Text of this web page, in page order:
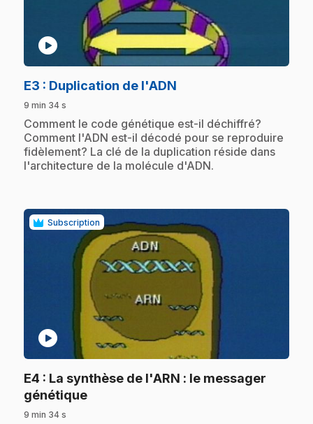
play_circle
E3 : Duplication de l'ADN
9 min 34 s
.Comment le code génétique est-il déchiffré?
Comment l'ADN est-il décodé pour se reproduire
fidèlement? La clé de la duplication réside dans
l'architecture de la molécule d'ADN.
Subscription
play_circle
E4 : La synthèse de l'ARN : le messager
génétique.
9 min 34 s